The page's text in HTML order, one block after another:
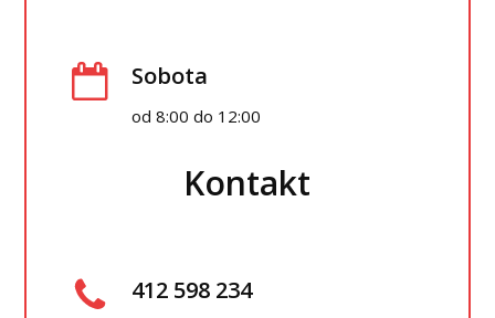
Sobota
od 8:00 do 12:00
Kontakt
412 598 234